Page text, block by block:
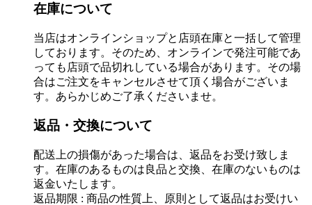
在庫について
当店はオンラインショップと店頭在庫と一括して管理
しております。そのため、オンラインで発注可能であ
っても店頭で品切れしている場合があります。その場
合はご注文をキャンセルさせて頂く場合がございま
す。あらかじめご了承くださいませ。
返品・交換について
配送上の損傷があった場合は、返品をお受け致しま
す。在庫のあるものは良品と交換、在庫のないものは
返金いたします。
返品期限 : 商品の性質上、原則として返品はお受けい